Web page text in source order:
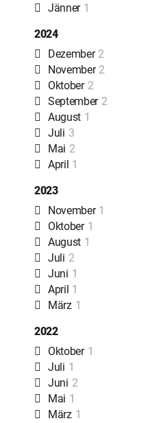
Jänner 1
2024
Dezember 2
November 2
Oktober 2
September 2
August 1
Juli 3
Mai 2
April 1
2023
November 1
Oktober 1
August 1
Juli 2
Juni 1
April 1
März 1
2022
Oktober 1
Juli 1
Juni 2
Mai 1
März 1